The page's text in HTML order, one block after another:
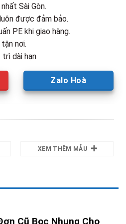
500,000₫.
Sài Gòn.
được đảm bảo.
PE khi giao hàng.
nơi.
trì dài hạn
Zalo Hoà
XEM THÊM MẪU
Cũ Bọc Nhung Cho